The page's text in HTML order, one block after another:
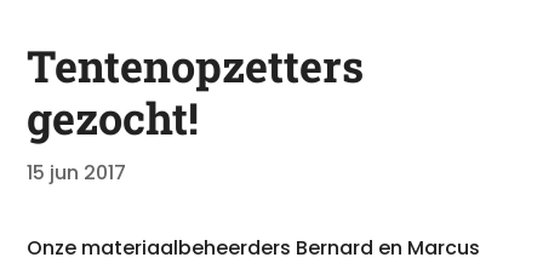
Tentenopzetters
gezocht!
15 jun 2017
Onze materiaalbeheerders Bernard en Marcus